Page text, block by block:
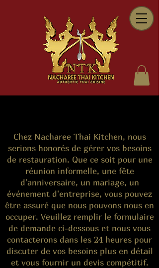
Chez Nacharee Thai Kitchen, nous
serions honorés de gérer vos besoins
de restauration. Que ce soit pour une
réunion informelle, une fête
d'anniversaire, un mariage, un
événement d'entreprise, vous pouvez
être assuré que nous pouvons nous en
occuper. Veuillez remplir le formulaire
de demande ci-dessous et nous vous
contacterons dans les 24 heures pour
discuter de vos besoins plus en détail
et vous fournir un devis compétitif.